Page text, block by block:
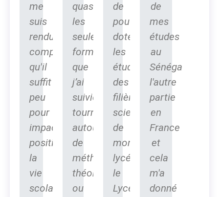
me
suis
rendu
compte
qu'il
suffit
peu
pour
impacter
positivement
la
vie
scolaire
quasiment
les
seules
formations
que
j’ai
suivies,
tournaient
autour
de
méthodes
théoriques
ou
de
pouvoir
doter
les
étudiants
des
filières
scientifiques
de
mon
lycée,
le
Lycée
de
mes
études
au
Sénégal,
l'autre
partie
en
France
et
cela
m'a
donné